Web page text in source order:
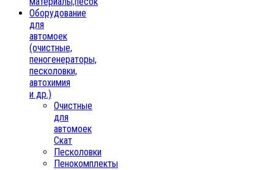
Oборудование
для
автомоек
(очистные,
пеногенераторы,
песколовки,
автохимия
и др.)
Очистные
для
автомоек
Скат
Песколовки
Пенокомплекты